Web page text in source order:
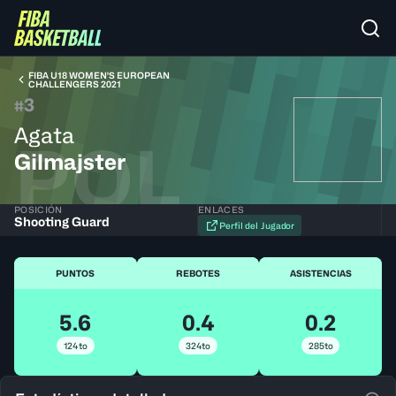
FIBA U18 WOMEN'S EUROPEAN
CHALLENGERS 2021
#3
Agata
Gilmajster
POL
POSICIÓN
Shooting Guard
ENLACES
Perfil del Jugador
PUNTOS
5.6
124to
REBOTES
0.4
324to
ASISTENCIAS
0.2
285to